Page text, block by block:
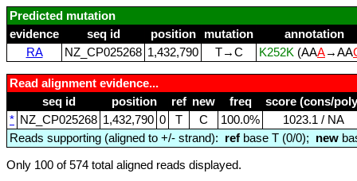
Predicted mutation
evidence
seq id position mutation annotation
RA
NZ_CP025268 1,432,790 T→C K252K (AAA→AA
Read alignment evidence...
seq id
position ref new freq score (cons/
* NZ_CP025268 1,432,790 0 T C 100.0% 1023.1 / NA
Reads supporting (aligned to +/- strand): ref base T (0/0); new
Only 100 of 574 total aligned reads displayed.